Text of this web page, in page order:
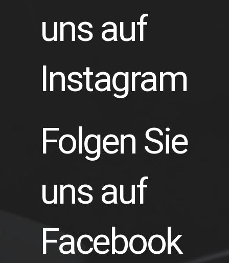
uns auf
Instagram
Folgen Sie
uns auf
Facebook